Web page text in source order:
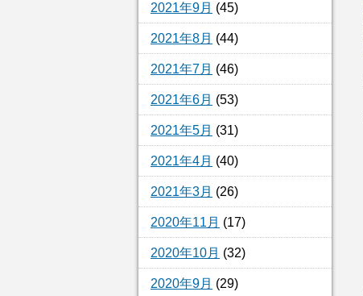
2021年9月 (45)
2021年8月 (44)
2021年7月 (46)
2021年6月 (53)
2021年5月 (31)
2021年4月 (40)
2021年3月 (26)
2020年11月 (17)
2020年10月 (32)
2020年9月 (29)